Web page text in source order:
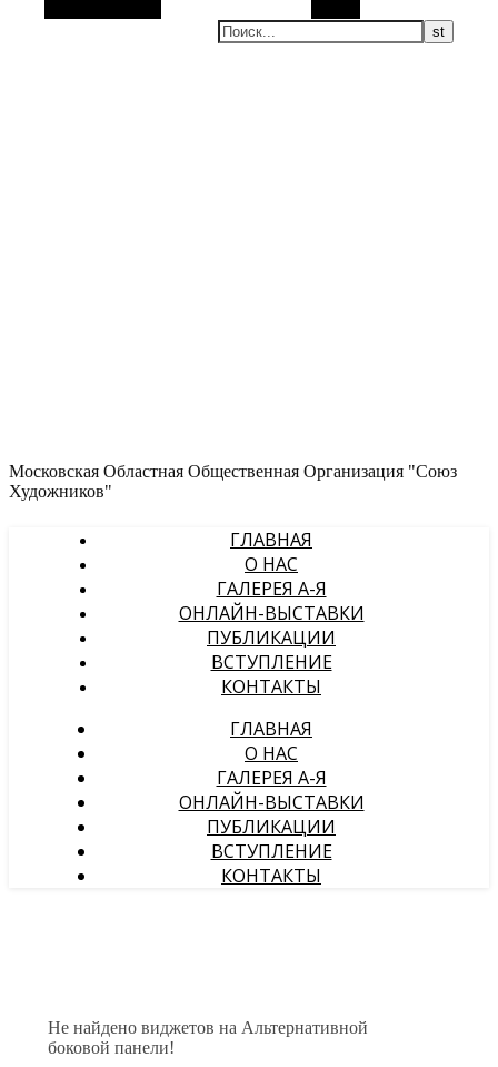
Московская Областная Общественная Организация "Союз
Художников"
ГЛАВНАЯ
О НАС
ГАЛЕРЕЯ А-Я
ОНЛАЙН-ВЫСТАВКИ
ПУБЛИКАЦИИ
ВСТУПЛЕНИЕ
КОНТАКТЫ
ГЛАВНАЯ
О НАС
ГАЛЕРЕЯ А-Я
ОНЛАЙН-ВЫСТАВКИ
ПУБЛИКАЦИИ
ВСТУПЛЕНИЕ
КОНТАКТЫ
Не найдено виджетов на Альтернативной
боковой панели!